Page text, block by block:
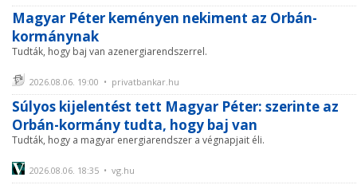
Magyar Péter keményen nekiment az Orbán-
kormánynak
Tudták, hogy baj van azenergiarendszerrel.
2026.08.06. 19:00 • privatbankar.hu
Súlyos kijelentést tett Magyar Péter: szerinte az
Orbán-kormány tudta, hogy baj van
Tudták, hogy a magyar energiarendszer a végnapjait éli.
2026.08.06. 18:35 • vg.hu